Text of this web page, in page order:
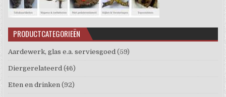
PRODUCTCATEGORIEËN
Aardewerk, glas e.a. serviesgoed (59)
Diergerelateerd (46)
Eten en drinken (92)